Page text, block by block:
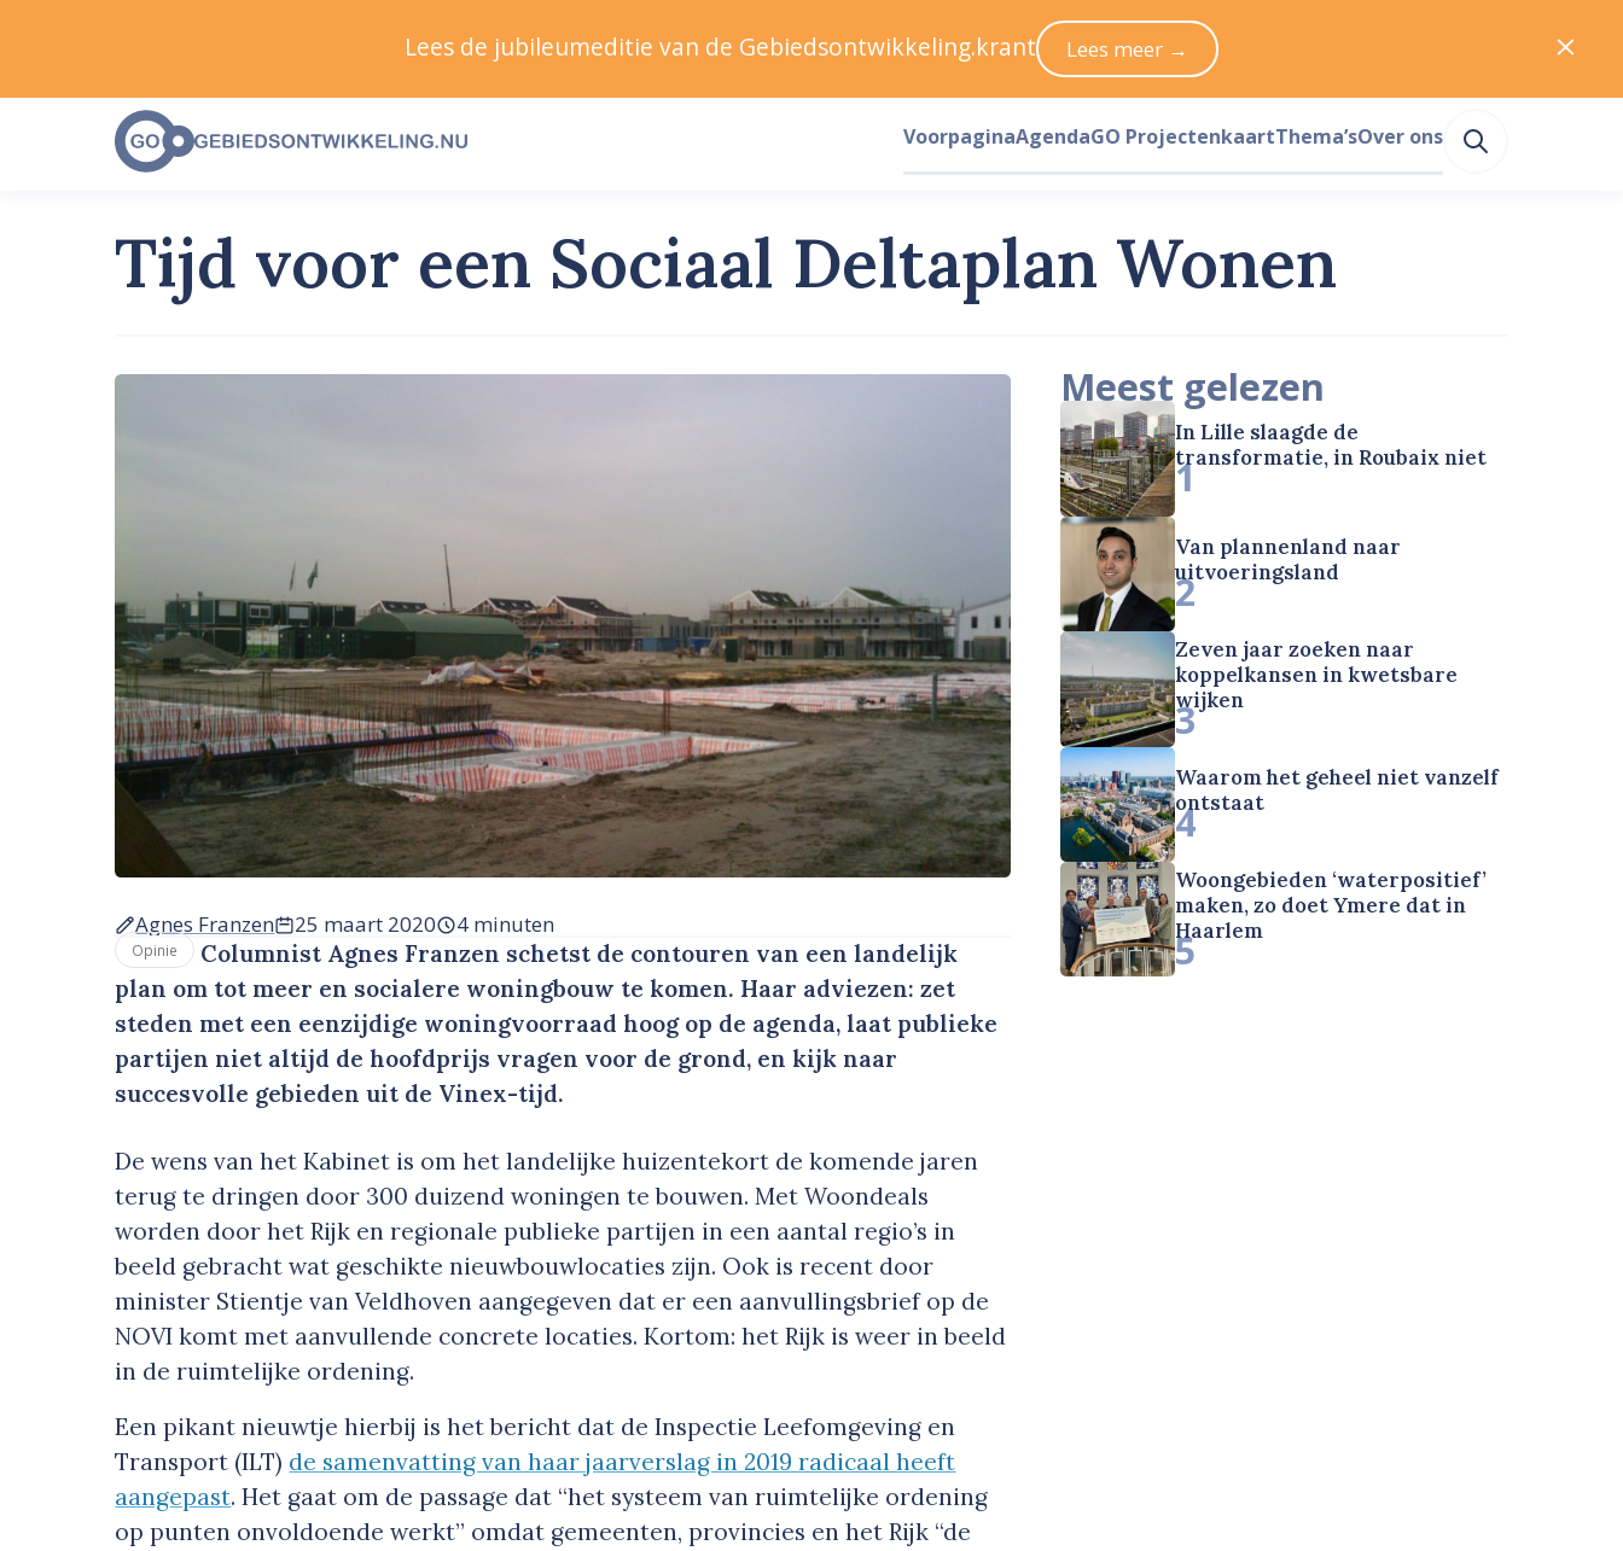
Tijd voor een Sociaal Deltaplan Wonen
Agnes Franzen 25 maart 2020 4 minuten
Opinie
Columnist Agnes Franzen schetst de contouren van een landelijk
plan om tot meer en socialere woningbouw te komen. Haar adviezen: zet
steden met een eenzijdige woningvoorraad hoog op de agenda, laat publieke
partijen niet altijd de hoofdprijs vragen voor de grond, en kijk naar
succesvolle gebieden uit de Vinex-tijd.
De wens van het Kabinet is om het landelijke huizentekort de komende jaren
terug te dringen door 300 duizend woningen te bouwen. Met Woondeals
worden door het Rijk en regionale publieke partijen in een aantal regio’s in
beeld gebracht wat geschikte nieuwbouwlocaties zijn. Ook is recent door
minister Stientje van Veldhoven aangegeven dat er een aanvullingsbrief op de
NOVI komt met aanvullende concrete locaties. Kortom: het Rijk is weer in beeld
in de ruimtelijke ordening.
Een pikant nieuwtje hierbij is het bericht dat de Inspectie Leefomgeving en
Transport (ILT) de samenvatting van haar jaarverslag in 2019 radicaal heeft
aangepast. Het gaat om de passage dat “het systeem van ruimtelijke ordening
op punten onvoldoende werkt” omdat gemeenten, provincies en het Rijk “de
Meest gelezen
In Lille slaagde de
transformatie, in Roubaix niet
1
Van plannenland naar
uitvoeringsland
2
Zeven jaar zoeken naar
koppelkansen in kwetsbare
wijken
3
Waarom het geheel niet vanzelf
ontstaat
4
Woongebieden ‘waterpositief’
maken, zo doet Ymere dat in
Haarlem
5
Lees de jubileumeditie van de Gebiedsontwikkeling.krant Lees meer →
VoorpaginaAgendaGO ProjectenkaartThema’sOver ons